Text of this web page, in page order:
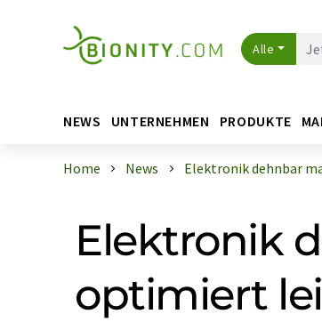
Alle
NEWS UNTERNEHMEN PRODUKTE
Home News Elektronik dehnbar
Elektronik
optimiert